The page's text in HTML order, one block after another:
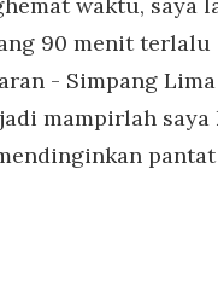
90 menit
- Simpang
mampirlah saya